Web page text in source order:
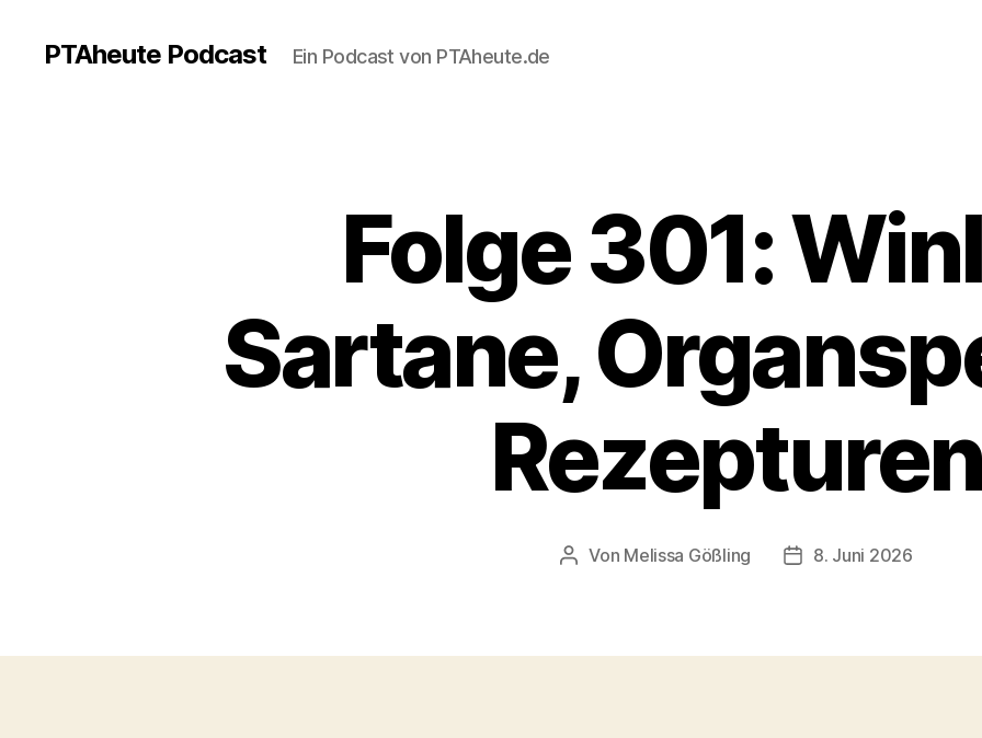
PTAheute Podcast Ein Podcast von PTAheute.de
Folge 301:
Sartane,
Rezepturen
Beitragsautor
Von Melissa Gößling 8. Juni 2026